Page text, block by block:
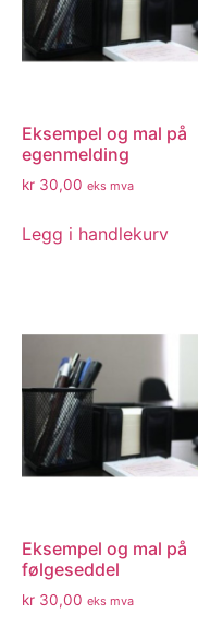
Eksempel og mal på
egenmelding
kr 30,00 eks mva
Legg i handlekurv
Eksempel og mal på
følgeseddel
kr 30,00 eks mva